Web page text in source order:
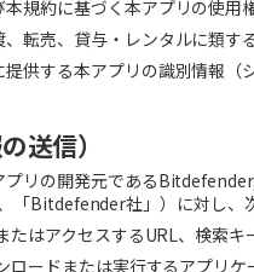
規約に基づく本アプリの使用
転売、貸与・レンタルに類す
供する本アプリの識別情報（
送信）
リの開発元である
「Bitdefender社」）に対し、
たはアクセスするURL、検索キ
ロードまたは実行するアプリ